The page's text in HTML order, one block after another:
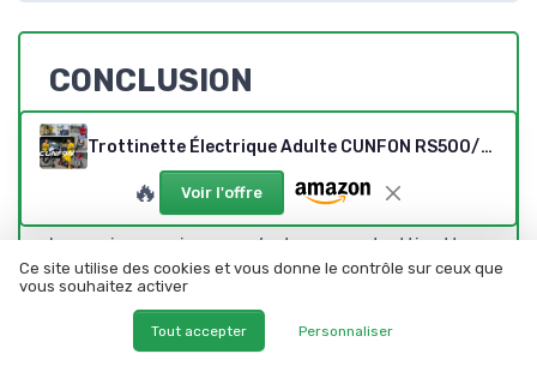
CONCLUSION
★★★★★
★★★★★
Globalement, la CUNFON RZ1000 m’a laissé une
bonne impression : ce n’est pas une trottinette «
gadget », c’est un vrai petit véhicule pour
bien équipée niveau sécurité (freins, éclairage,
Trottinette Électrique Adulte CUNFON RS500/RZ800/RZ1000, Anti-vol Empreinte, Pneus 9,5/10/10,5 Pouces, Batt 36/48V 10.4/13/18/24Ah, Freins Disque+Électronique, Autonomie 25-80km, Charge Max 120-190kg Noir + Orange
🔥 Voir l'offre
Ce site utilise des cookies et vous donne le contrôle sur ceux que
vous souhaitez activer
Tout accepter Personnaliser